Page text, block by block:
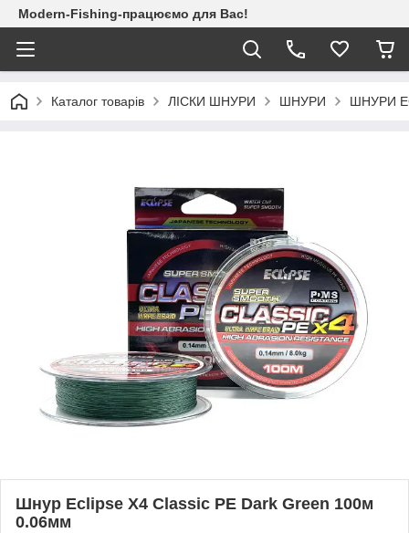
Modern-Fishing-працюємо для Вас!
Каталог товарів ЛІСКИ ШНУРИ ШНУРИ ШНУРИ
Шнур Eclipse X4 Classic PE Dark Green 100м
0.06мм